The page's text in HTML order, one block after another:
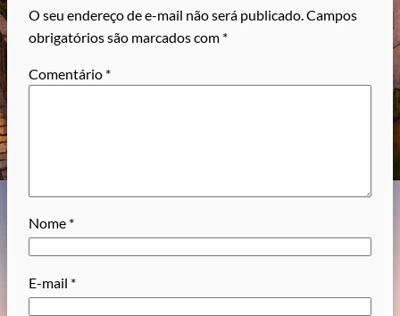
O seu endereço de e-mail não será publicado.Campos
obrigatórios são marcados com *
Comentário *
Nome *
E-mail *